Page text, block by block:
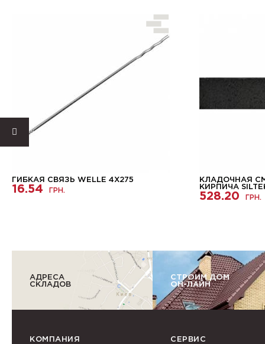
ГИБКАЯ СВЯЗЬ WELLE 4X275
16.54 ГРН.
КЛАДОЧНАЯ
КИРПИЧА
528.20 ГРН.
АДРЕСА
СКЛАДОВ
СТРОИМ ДОМ
ОН-ЛАЙН
КОМПАНИЯ СЕРВИС